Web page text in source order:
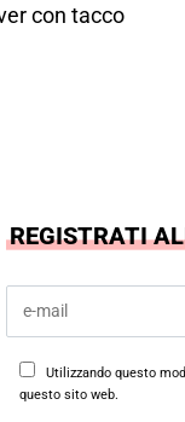
con tacco
REGISTRATI
Utilizzando questo
questo sito web.